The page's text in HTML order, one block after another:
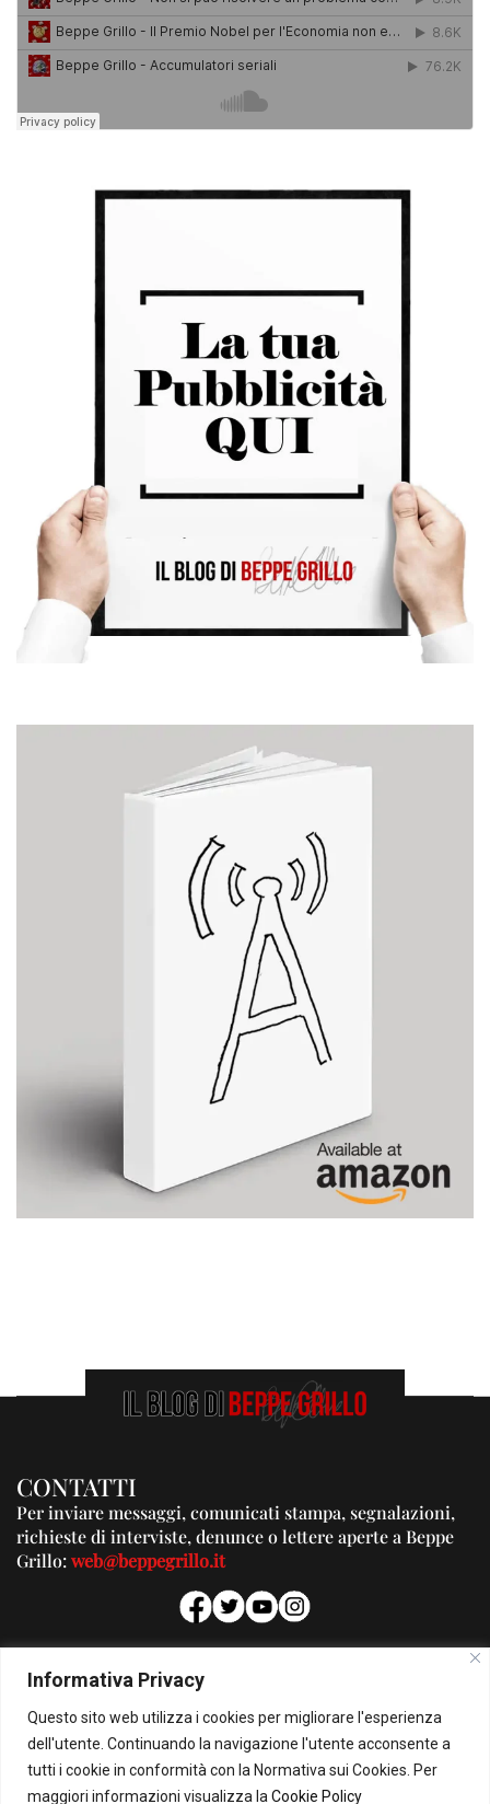
Informativa Privacy
Questo sito web utilizza i cookies per migliorare l'esperienza
dell'utente. Continuando la navigazione l'utente acconsente a
tutti i cookie in conformità con la Normativa sui Cookies. Per
maggiori informazioni visualizza la Cookie Policy
CONTATTI
Per inviare messaggi, comunicati stampa, segnalazioni,
richieste di interviste, denunce o lettere aperte a Beppe
Grillo:web@beppegrillo.it
PUBBLICITA'
Per la tua pubblicità su questo Blog:
pubblicita@beppegrillo.it